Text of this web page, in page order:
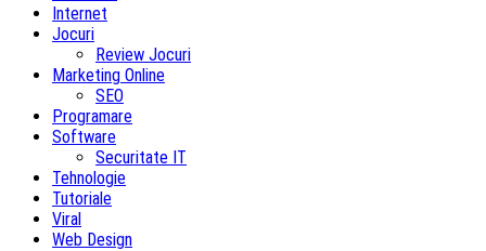
Internet
Jocuri
Review Jocuri
Marketing Online
SEO
Programare
Software
Securitate IT
Tehnologie
Tutoriale
Viral
Web Design